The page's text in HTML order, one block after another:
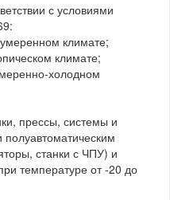
с условиями
климате;
климате;
холодном
прессы, системы и
полуавтоматическим
станки с ЧПУ) и
температуре от -20 до